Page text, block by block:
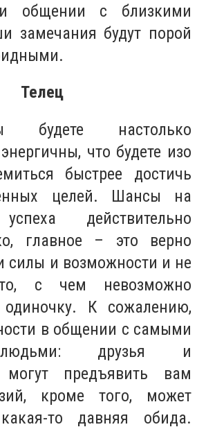
общении с близкими
замечания будут порой
Телец
будете настолько
что будете изо
быстрее достичь
целей. Шансы на
действительно
главное – это верно
силы и возможности и не
с чем невозможно
К сожалению,
в общении с самыми
друзья и
могут предъявить вам
кроме того, может
то давняя обида.